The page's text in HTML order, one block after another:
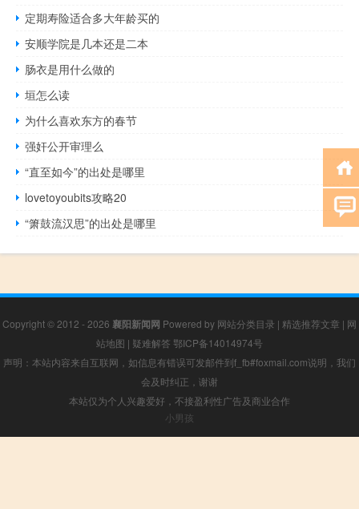
定期寿险适合多大年龄买的
安顺学院是几本还是二本
肠衣是用什么做的
垣怎么读
为什么喜欢东方的春节
强奸公开审理么
“直至如今”的出处是哪里
lovetoyoubits攻略20
“箫鼓流汉思”的出处是哪里
Copyright © 2012 - 2026 襄阳新闻网 Powered by 网站分类目录 | 精选推荐文章 | 网
站地图 | 疑难解答 鄂ICP备14014974号
声明：本站内容来自互联网，如信息有错误可发邮件到f_fb#foxmail.com说明，我们
会及时纠正，谢谢
本站仅为个人兴趣爱好，不接盈利性广告及商业合作
小男孩